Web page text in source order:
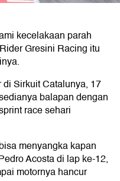
kecelakaan parah
Gresini Racing itu
Sirkuit Catalunya, 17
balapan dengan
race sehari
menyangka kapan
Acosta di lap ke-12,
motornya hancur